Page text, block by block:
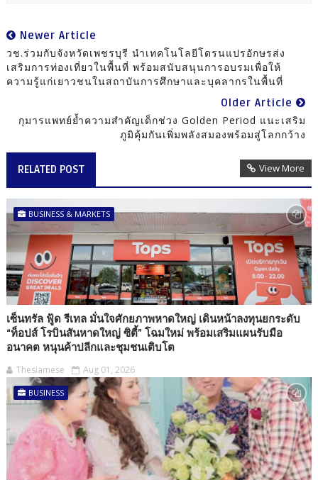
Newer Article
วช.ร่วมกับจังหวัดเพชรบุรี นำเทคโนโลยีโดรนแปรอักษรส่ง
เสริมการท่องเที่ยวในพื้นที่ พร้อมสนับสนุนการอบรมเพื่อให้
ความรู้แก่เยาวชนในสถาบันการศึกษาและบุคลากรในพื้นที่
Older Article
กุมารแพทย์ย้ำความสำคัญเด็กช่วง Golden Period แนะเสริม
ภูมิคุ้มกันเพิ่มพลังสมองพร้อมสู่โลกกว้าง
RELATED POST View More
BUSINESS & MARKETS
เซ็นทรัล ฟู้ด รีเทล มั่นใจศักยภาพหาดใหญ่ เดินหน้าลงทุนยกระดับ
“ท็อปส์ โรบินสันหาดใหญ่ ซิตี้” โฉมใหม่ พร้อมเสริมแผนรับมือ
อนาคต หนุนค้าปลีกและชุมชนเติบโต
Thesiamese Aug 01, 2026
BUSINESS